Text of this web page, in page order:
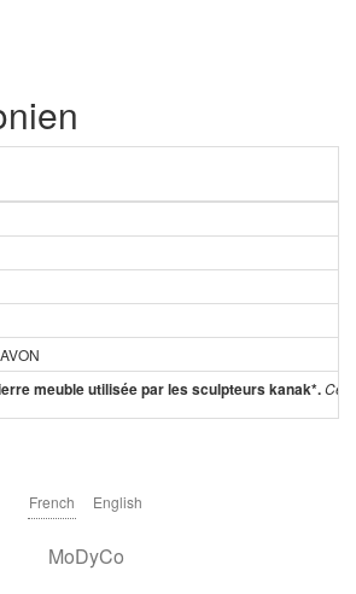
meuble utilisée par les sculpteurs kanak*.
French English
MoDyCo